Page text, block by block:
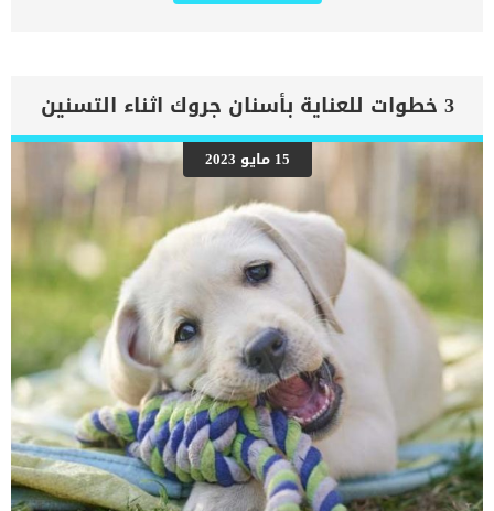
هي أعراض الأورام السرطانية؟ هناك العديد من العراض التي تدل على
إصابة القطط بالورم السرطاني والتي ستساعدك أن تكتشف سرطان الفم
في قطتك وهذه الأعراض تتمثل فيما يلي: رائحة الفم الكريهة في القطط
حركة الأسنان الغير طبيعية أو وقوع أسنان القطط. الإصابة بتقرحات الفم
أو النزيف. عدم القدرة على مضغ الطعام بشكل طبيعي. سيلان اللعاب
بشكل مفرط.. اقرأ : 7 أسباب تؤدي إلى سيلان لعاب القطط وعلاجها
وعلى الرغم من كون هذه الأعراض هي الأعراض الأكثر شيوعًا إلا أنه من
الممكن ألا تظهر على القطط المصابة أي أعراض. أسباب إصابة القطط
بالأورام […]
3 خطوات للعناية بأسنان جروك اثناء التسنين
15 مايو 2023